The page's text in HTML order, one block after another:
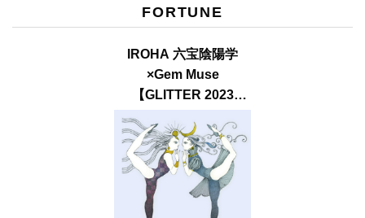
FORTUNE
IROHA 六宝陰陽学
×Gem Muse
【GLITTER 2023
SUMMER issue】